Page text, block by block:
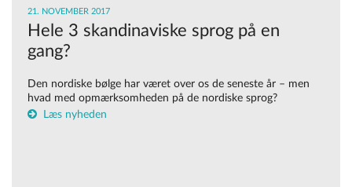
21. NOVEMBER 2017
Hele 3 skandinaviske sprog på en
gang?
Den nordiske bølge har været over os de seneste år – men
hvad med opmærksomheden på de nordiske sprog?
Læs nyheden